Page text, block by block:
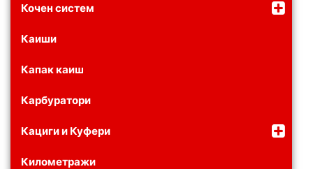
Кочен систем
Каиши
Капак каиш
Карбуратори
Кациги и Куфери
Километражи